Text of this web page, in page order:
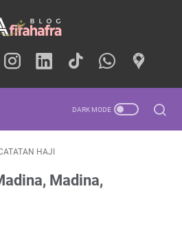
HAJI
Madina,